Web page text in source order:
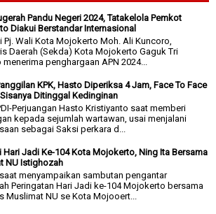
Pandu Negeri 2024, Tatakelola Pemkot
Diakui Berstandar Internasional
Pj. Wali Kota Mojokerto Moh. Ali Kuncoro,
Daerah (Sekda) Kota Mojokerto Gaguk Tri
menerima penghargaan APN 2024...
KPK, Hasto Diperiksa 4 Jam, Face To Face
Ditinggal Kedinginan
Perjuangan Hasto Kristiyanto saat memberi
kepada sejumlah wartawan, usai menjalani
sebagai Saksi perkara d...
Hari Jadi Ke-104 Kota Mojokerto, Ning Ita Bersama
NU Istighozah
menyampaikan sambutan pengantar
Peringatan Hari Jadi ke-104 Mojokerto bersama
Muslimat NU se Kota Mojooert...